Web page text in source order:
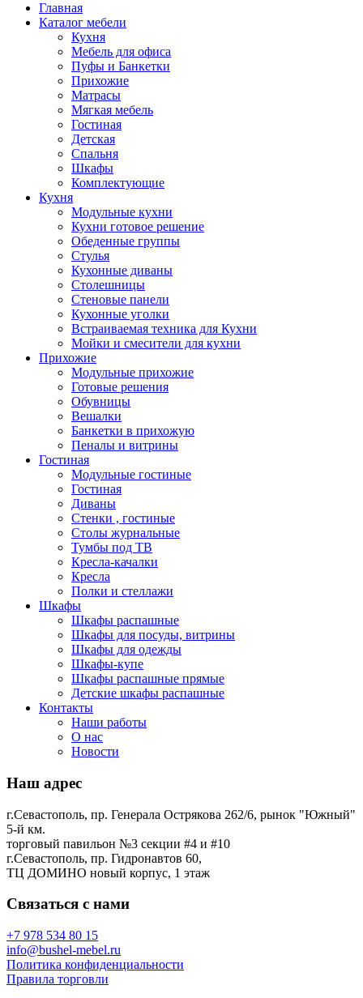
Главная
Каталог мебели
Кухня
Мебель для офиса
Пуфы и Банкетки
Прихожие
Матрасы
Мягкая мебель
Гостиная
Детская
Спальня
Шкафы
Комплектующие
Кухня
Модульные кухни
Кухни готовое решение
Обеденные группы
Стулья
Кухонные диваны
Столешницы
Стеновые панели
Кухонные уголки
Встраиваемая техника для Кухни
Мойки и смесители для кухни
Прихожие
Модульные прихожие
Готовые решения
Обувницы
Вешалки
Банкетки в прихожую
Пеналы и витрины
Гостиная
Модульные гостиные
Гостиная
Диваны
Стенки , гостиные
Столы журнальные
Тумбы под ТВ
Кресла-качалки
Кресла
Полки и стеллажи
Шкафы
Шкафы распашные
Шкафы для посуды, витрины
Шкафы для одежды
Шкафы-купе
Шкафы распашные прямые
Детские шкафы распашные
Контакты
Наши работы
О нас
Новости
Наш адрес
г.Севастополь, пр. Генерала Острякова 262/6, рынок "Южный"
5-й км.
торговый павильон №3 секции #4 и #10
г.Севастополь, пр. Гидронавтов 60,
ТЦ ДОМИНО новый корпус, 1 этаж
Связаться с нами
+7 978 534 80 15
info@bushel-mebel.ru
Политика конфиденциальности
Правила торговли